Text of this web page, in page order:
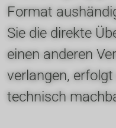
Format
Sie die direkte
einen anderen
verlangen,
technisch